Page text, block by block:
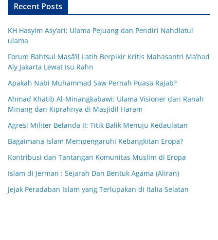
Recent Posts
KH Hasyim Asy’ari: Ulama Pejuang dan Pendiri Nahdlatul
ulama
Forum Bahtsul Masā’il Latih Berpikir Kritis Mahasantri Ma’had
Aly Jakarta Lewat Isu Rahn
Apakah Nabi Muhammad Saw Pernah Puasa Rajab?
Ahmad Khatib Al-Minangkabawi: Ulama Visioner dari Ranah
Minang dan Kiprahnya di Masjidil Haram
Agresi Militer Belanda II: Titik Balik Menuju Kedaulatan
Bagaimana Islam Mempengaruhi Kebangkitan Eropa?
Kontribusi dan Tantangan Komunitas Muslim di Eropa
Islam di Jerman : Sejarah Dan Bentuk Agama (Aliran)
Jejak Peradaban Islam yang Terlupakan di Italia Selatan